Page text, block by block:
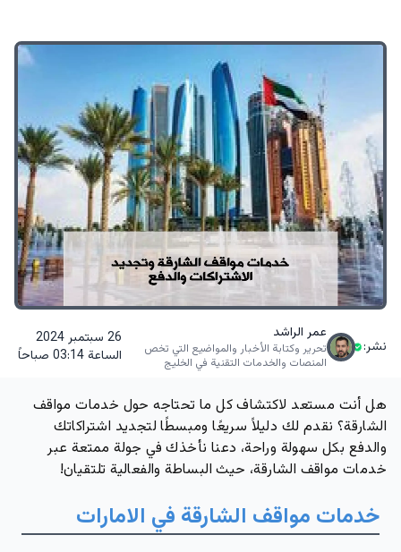
نشر:
عمر الراشد
تحرير وكتابة الأخبار والمواضيع التي تخص
المنصات والخدمات التقنية في الخليج
26 سبتمبر 2024
الساعة 03:14 صباحاً
هل أنت مستعد لاكتشاف كل ما تحتاجه حول خدمات مواقف
الشارقة؟ نقدم لك دليلاً سريعًا ومبسطًا لتجديد اشتراكاتك
والدفع بكل سهولة وراحة، دعنا نأخذك في جولة ممتعة عبر
خدمات مواقف الشارقة، حيث البساطة والفعالية تلتقيان!
خدمات مواقف الشارقة في الامارات